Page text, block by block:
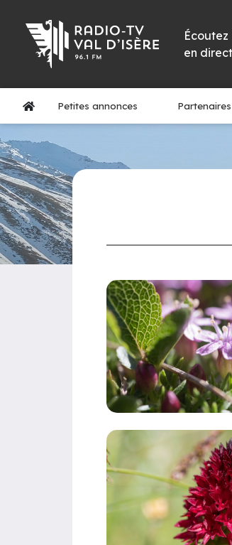
Écoutez
en direct
Petites annonces Partenaires